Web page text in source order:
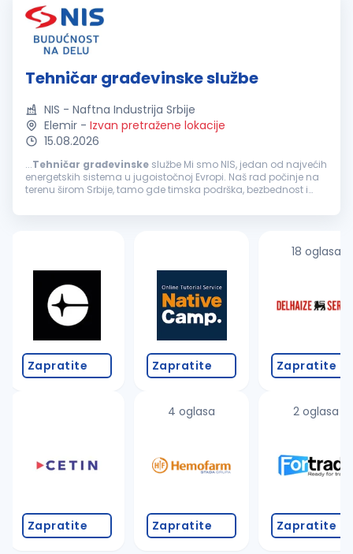
Tehničar građevinske službe
NIS - Naftna Industrija Srbije
Elemir - Izvan pretražene lokacije
15.08.2026
...Tehničar građevinske službe Mi smo NIS, jedan od najvećih
energetskih sistema u jugoistočnoj Evropi. Naš rad počinje na
terenu širom Srbije, tamo gde timska podrška, bezbednost i
Zapratite
Zapratite
Zapratite
4 oglasa
Zapratite
18 oglasa
Zapratite
2 oglasa
Zapratite